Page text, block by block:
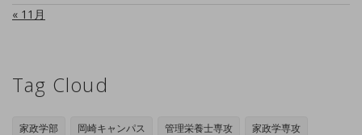
« 11月
Tag Cloud
家政学部 岡崎キャンパス 管理栄養士専攻 家政学専攻